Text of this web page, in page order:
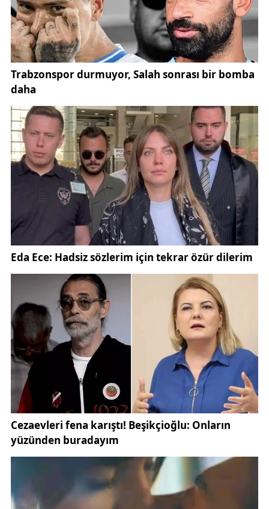
nesli olarak İstiklal Marşı ile ortaya konulan
değerlere her zaman sahip çıkacak, İstiklal Marşı'nın
ruhunu ve merhum Akif'in ideallerini yaşatmaya
devam edeceğiz. İstiklal Marşımızın kabulünün
104'üncü yıl dönümünde, Türk milletinin asaletinin,
ifadelerini kaleme alan başta merhum Mehmet Akif
Ersoy olmak üzere, vatanımızın hürriyeti için canını
feda eden tüm kahramanlarımızı rahmet ve minnetle
yad ediyor, vatandaşlarımı en kalbi duygularımla
selamlıyorum."